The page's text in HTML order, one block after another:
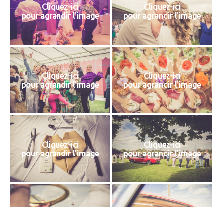
Cliquez-ici
pour agrandir l'image
Cliquez-ici
pour agrandir l'image
Cliquez-ici
pour agrandir l'image
Cliquez-ici
pour agrandir l'image
Cliquez-ici
pour agrandir l'image
Cliquez-ici
pour agrandir l'image